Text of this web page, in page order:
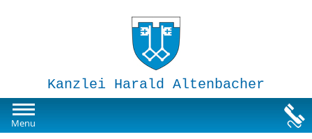
Kanzlei Harald Altenbacher
Menu